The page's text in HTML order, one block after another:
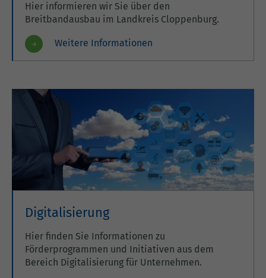
Hier informieren wir Sie über den
Breitbandausbau im Landkreis Cloppenburg.
Weitere Informationen
Digitalisierung
Hier finden Sie Informationen zu
Förderprogrammen und Initiativen aus dem
Bereich Digitalisierung für Unternehmen.